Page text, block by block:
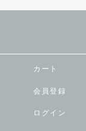
カート
会員登録
ログイン